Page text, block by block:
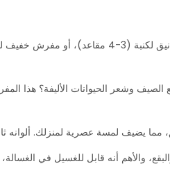
هذه هي الميزة الأكبر؛ يمكنك استخدامه
الصيف وشعر الحيوانات الأليفة؟ هذا
مما يضيف لمسة عصرية لمنزلك. ألوانه
والأهم أنه قابل للغسيل في الغسالة،